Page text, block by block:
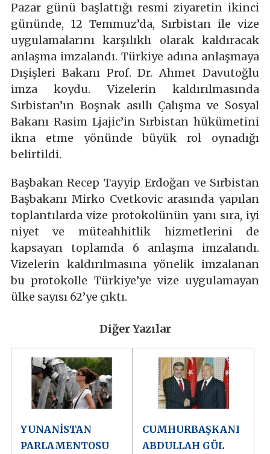
Pazar günü başlattığı resmi ziyaretin ikinci
gününde, 12 Temmuz’da, Sırbistan ile vize
uygulamalarını karşılıklı olarak kaldıracak
anlaşma imzalandı. Türkiye adına anlaşmaya
Dışişleri Bakanı Prof. Dr. Ahmet Davutoğlu
imza koydu. Vizelerin kaldırılmasında
Sırbistan’ın Boşnak asıllı Çalışma ve Sosyal
Bakanı Rasim Ljajic’in Sırbistan hükümetini
ikna etme yönünde büyük rol oynadığı
belirtildi.
Başbakan Recep Tayyip Erdoğan ve Sırbistan
Başbakanı Mirko Cvetkovic arasında yapılan
toplantılarda vize protokolünün yanı sıra, iyi
niyet ve müteahhitlik hizmetlerini de
kapsayan toplamda 6 anlaşma imzalandı.
Vizelerin kaldırılmasına yönelik imzalanan
bu protokolle Türkiye’ye vize uygulamayan
ülke sayısı 62’ye çıktı.
Diğer Yazılar
YUNANİSTAN
PARLAMENTOSU
CUMHURBAŞKANI
ABDULLAH GÜL